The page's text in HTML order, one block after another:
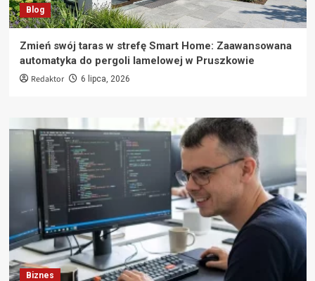
Blog
Zmień swój taras w strefę Smart Home: Zaawansowana
automatyka do pergoli lamelowej w Pruszkowie
Redaktor 6 lipca, 2026
Biznes